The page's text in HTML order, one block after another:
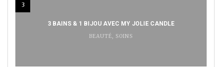
3
3 BAINS & 1 BIJOU AVEC MY JOLIE CANDLE
BEAUTÉ SOINS